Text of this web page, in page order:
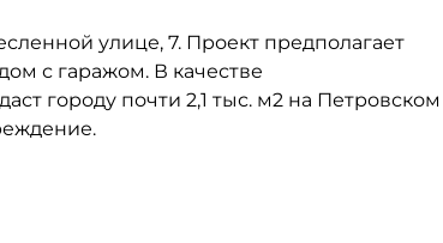
улице, 7. Проект предполагает
с гаражом. В качестве
городу почти 2,1 тыс. м2 на Петровском